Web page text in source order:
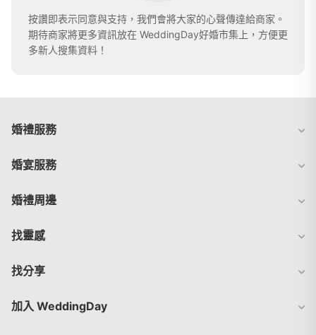
按讚即表示同意與支持，我們會將大家的心聲傳達給商家。
期待商家將更多資訊放在 WeddingDay好婚市集上，方便更
多新人搜集資料！
婚禮服務
婚宴服務
婚禮周邊
找靈感
找分享
加入 WeddingDay